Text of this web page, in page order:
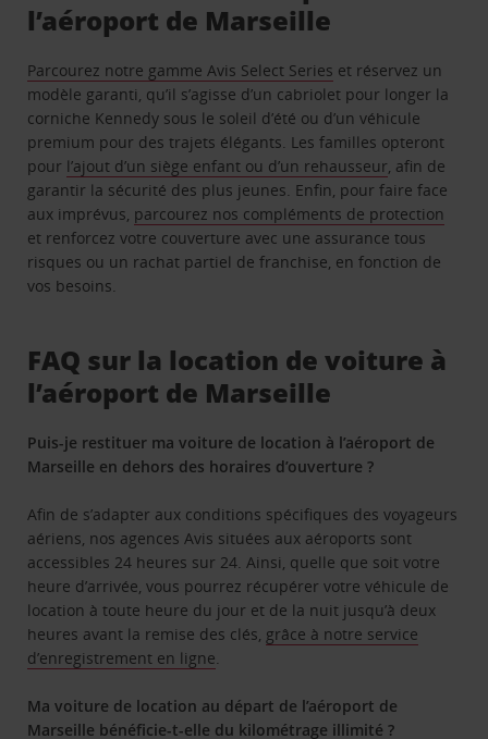
l’aéroport de Marseille
Parcourez notre gamme Avis Select Series et réservez un
modèle garanti, qu’il s’agisse d’un cabriolet pour longer la
corniche Kennedy sous le soleil d’été ou d’un véhicule
premium pour des trajets élégants. Les familles opteront
pour l’ajout d’un siège enfant ou d’un rehausseur , afin de
garantir la sécurité des plus jeunes. Enfin, pour faire face
aux imprévus, parcourez nos compléments de protection
et renforcez votre couverture avec une assurance tous
risques ou un rachat partiel de franchise, en fonction de
vos besoins.
FAQ sur la location de voiture à
l’aéroport de Marseille
Puis-je restituer ma voiture de location à l’aéroport de
Marseille en dehors des horaires d’ouverture ?
Afin de s’adapter aux conditions spécifiques des voyageurs
aériens, nos agences Avis situées aux aéroports sont
accessibles 24 heures sur 24. Ainsi, quelle que soit votre
heure d’arrivée, vous pourrez récupérer votre véhicule de
location à toute heure du jour et de la nuit jusqu’à deux
heures avant la remise des clés, grâce à notre service
d’enregistrement en ligne
Ma voiture de location au départ de l’aéroport de
Marseille bénéficie-t-elle du kilométrage illimité ?